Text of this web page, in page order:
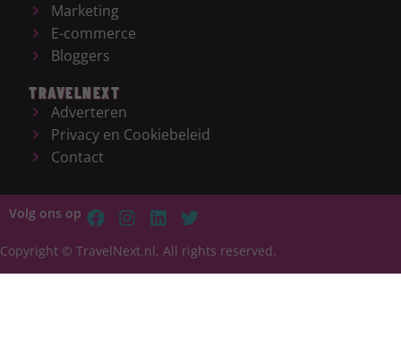
Marketing
E-commerce
Bloggers
TRAVELNEXT
Adverteren
Privacy en Cookiebeleid
Contact
Volg ons op
Copyright © TravelNext.nl, All rights reserved.